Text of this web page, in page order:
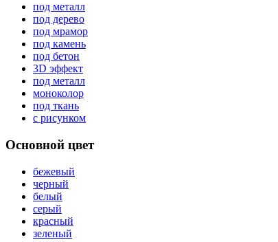
под металл
под дерево
под мрамор
под камень
под бетон
3D эффект
под металл
моноколор
под ткань
с рисунком
Основной цвет
бежевый
черный
белый
серый
красный
зеленый